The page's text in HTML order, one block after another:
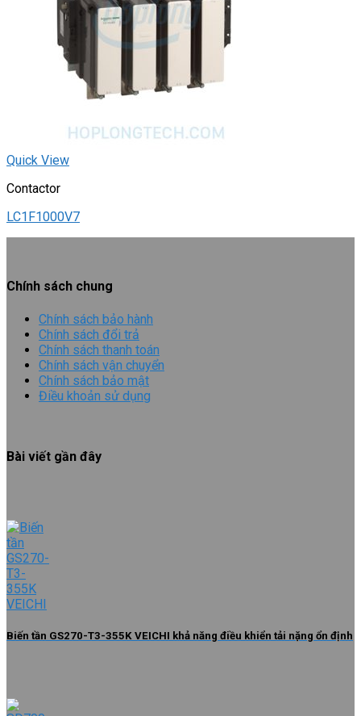
Quick View
Contactor
LC1F1000V7
Chính sách chung
Chính sách bảo hành
Chính sách đổi trả
Chính sách thanh toán
Chính sách vận chuyển
Chính sách bảo mật
Điều khoản sử dụng
Bài viết gần đây
Biến tần GS270-T3-355K VEICHI khả năng điều khiển tải nặng ổn định